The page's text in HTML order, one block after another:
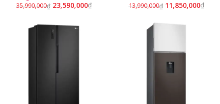
35,990,000₫ 23,590,000₫ 13,990,000₫ 11,850,000₫